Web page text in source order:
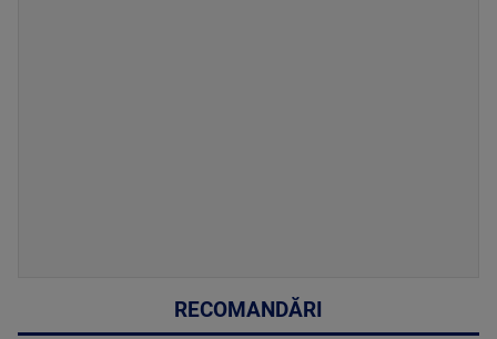
RECOMANDĂRI